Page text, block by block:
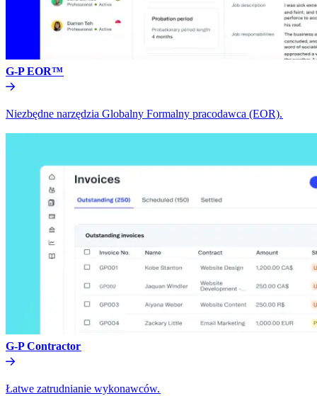
G-P EOR™​​
Niezbędne narzędzia Globalny Formalny pracodawca (EOR).​​
G-P Contractor​​
Łatwe zatrudnianie wykonawców.​​